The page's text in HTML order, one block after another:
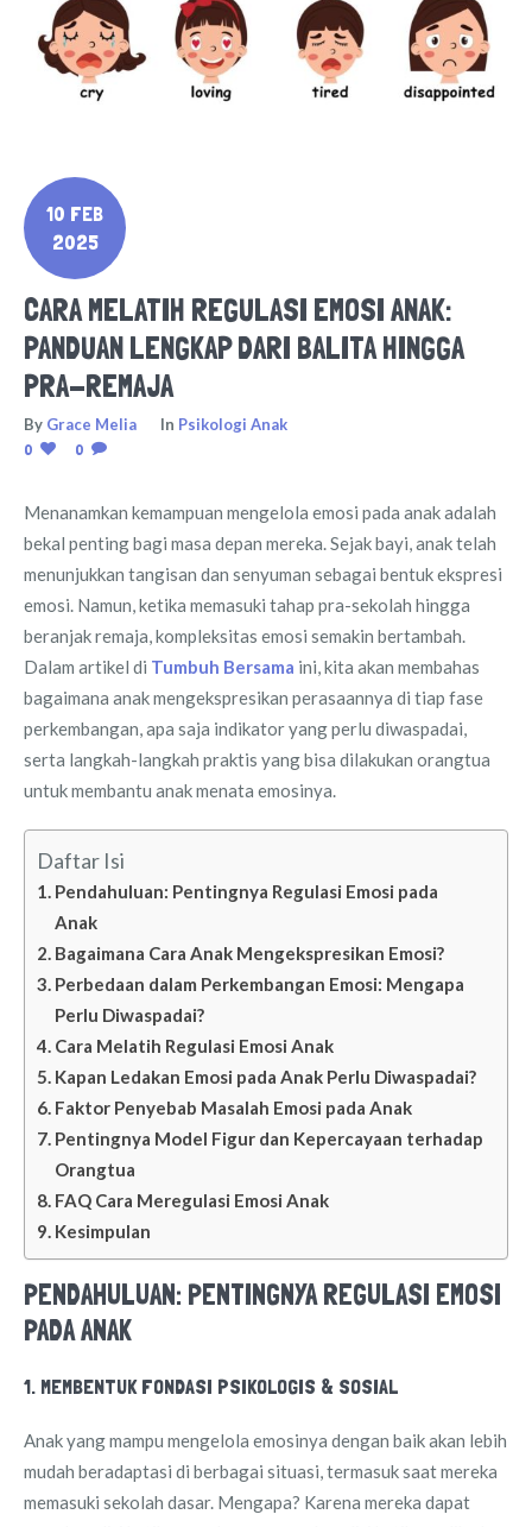
10 FEB
2025
CARA MELATIH REGULASI EMOSI ANAK:
PANDUAN LENGKAP DARI BALITA HINGGA
PRA-REMAJA
By Grace Melia In Psikologi Anak
0
0
Menanamkan kemampuan mengelola emosi pada anak adalah
bekal penting bagi masa depan mereka. Sejak bayi, anak telah
menunjukkan tangisan dan senyuman sebagai bentuk ekspresi
emosi. Namun, ketika memasuki tahap pra-sekolah hingga
beranjak remaja, kompleksitas emosi semakin bertambah.
Dalam artikel di Tumbuh Bersama ini, kita akan membahas
bagaimana anak mengekspresikan perasaannya di tiap fase
perkembangan, apa saja indikator yang perlu diwaspadai,
serta langkah-langkah praktis yang bisa dilakukan orangtua
untuk membantu anak menata emosinya.
Daftar Isi
Pendahuluan: Pentingnya Regulasi Emosi pada
Anak
Bagaimana Cara Anak Mengekspresikan Emosi?
Perbedaan dalam Perkembangan Emosi: Mengapa
Perlu Diwaspadai?
Cara Melatih Regulasi Emosi Anak
Kapan Ledakan Emosi pada Anak Perlu Diwaspadai?
Faktor Penyebab Masalah Emosi pada Anak
Pentingnya Model Figur dan Kepercayaan terhadap
Orangtua
FAQ Cara Meregulasi Emosi Anak
Kesimpulan
PENDAHULUAN: PENTINGNYA REGULASI EMOSI
PADA ANAK
1. MEMBENTUK FONDASI PSIKOLOGIS & SOSIAL
Anak yang mampu mengelola emosinya dengan baik akan lebih
mudah beradaptasi di berbagai situasi, termasuk saat mereka
memasuki sekolah dasar. Mengapa? Karena mereka dapat